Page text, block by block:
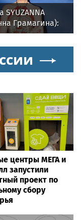
SYUZANNA
Грамагина):
спокойно
центры МЕГА и
запустили
проект по
сбору